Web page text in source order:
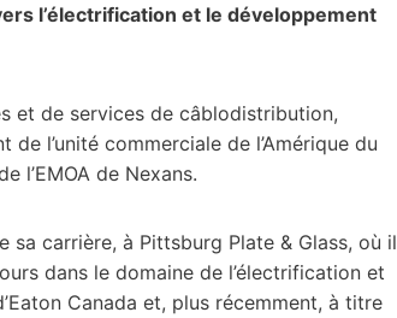
l’électrification et le développement
et de services de câblodistribution,
l’unité commerciale de l’Amérique du
l’EMOA de Nexans.
sa carrière, à Pittsburg Plate & Glass, où il
dans le domaine de l’électrification et
Canada et, plus récemment, à titre